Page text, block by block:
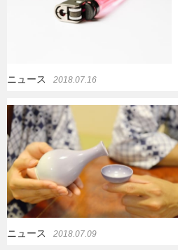
ニュース 2018.07.16
ニュース 2018.07.09